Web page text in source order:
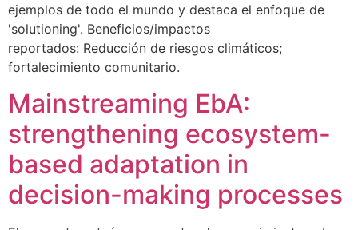
ejemplos de todo el mundo y destaca el enfoque de
'solutioning'. Beneficios/impactos
reportados: Reducción de riesgos climáticos;
fortalecimiento comunitario.
Mainstreaming EbA:
strengthening ecosystem-
based adaptation in
decision-making processes